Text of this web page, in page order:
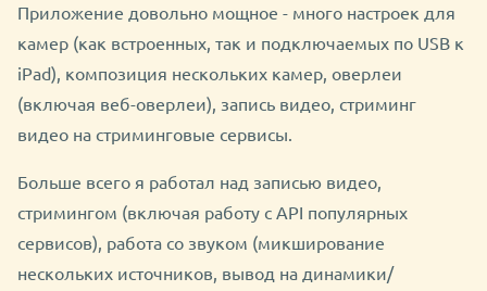
Приложение довольно мощное - много настроек для
камер (как встроенных, так и подключаемых по USB к
iPad), композиция нескольких камер, оверлеи
(включая веб-оверлеи), запись видео, стриминг
видео на стриминговые сервисы.
Больше всего я работал над записью видео,
стримингом (включая работу с API популярных
сервисов), работа со звуком (микширование
нескольких источников, вывод на динамики/